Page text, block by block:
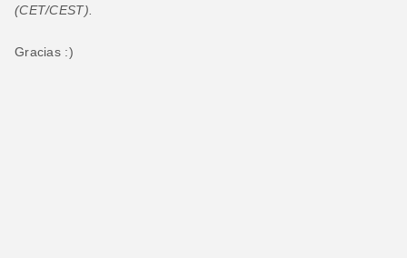
(CET/CEST).
Gracias :)